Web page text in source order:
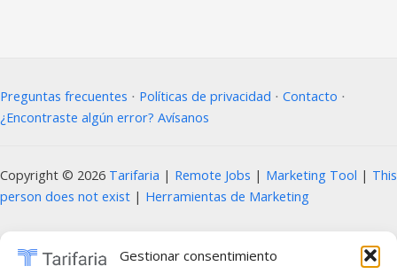
Gestionar consentimiento
Preguntas frecuentes ⋅ Políticas de privacidad ⋅ Contacto ⋅
¿Encontraste algún error? Avísanos
Copyright © 2026 Tarifaria | Remote Jobs | Marketing Tool | This
person does not exist | Herramientas de Marketing
del contenido de este sitio web, incluyendo textos, imágenes, diseños, logotipos,